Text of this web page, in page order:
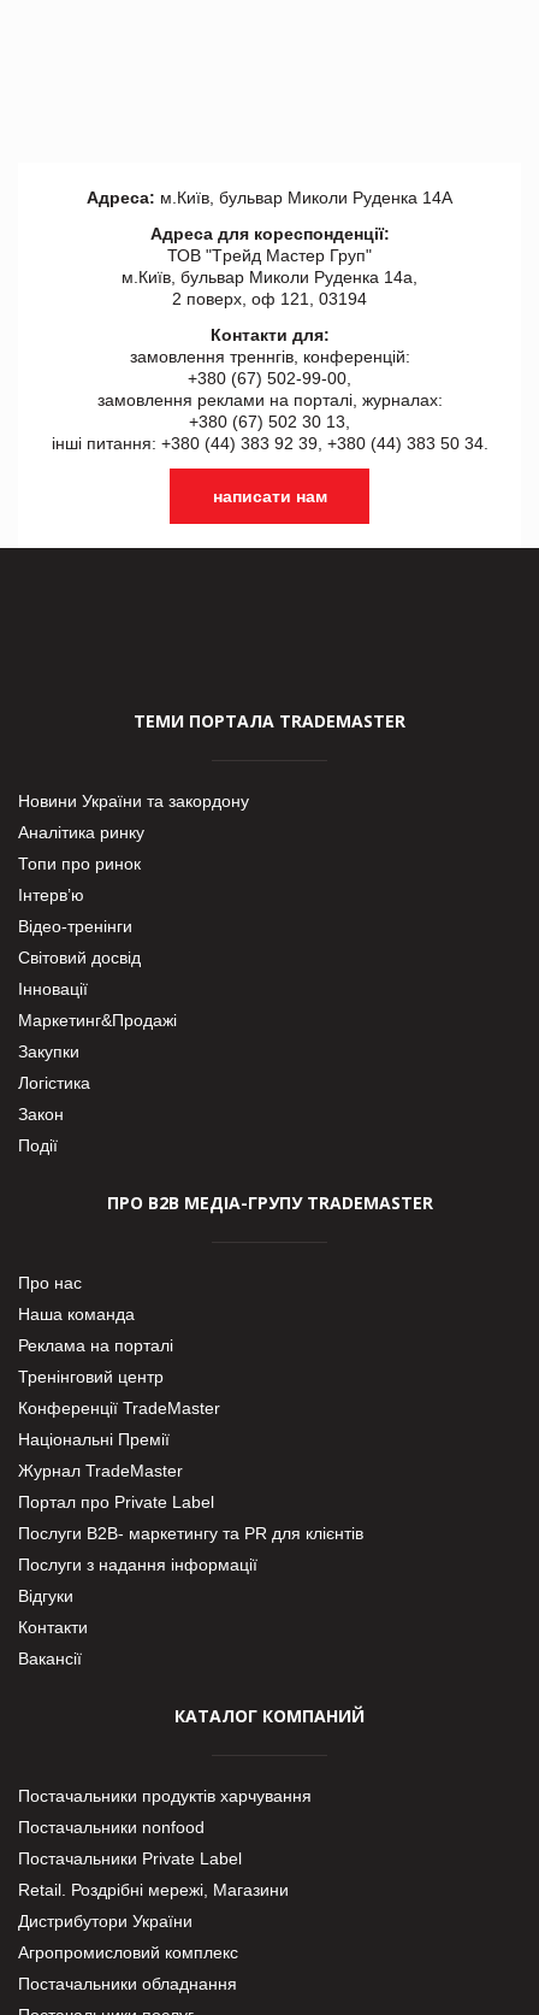
Адреса: м.Київ, бульвар Миколи Руденка 14А
Адреса для кореспонденції:
ТОВ "Tрейд Мастер Груп"
м.Київ, бульвар Миколи Руденка 14а,
2 поверх, оф 121, 03194
Контакти для:
замовлення треннгів, конференцій:
+380 (67) 502-99-00,
замовлення реклами на порталі, журналах:
+380 (67) 502 30 13,
інші питання: +380 (44) 383 92 39, +380 (44) 383 50 34.
написати нам
ТЕМИ ПОРТАЛА TRADEMASTER
Новини України та закордону
Аналітика ринку
Топи про ринок
Інтерв’ю
Відео-тренінги
Світовий досвід
Інновації
Маркетинг&Продажі
Закупки
Логістика
Закон
Події
ПРО В2В МЕДІА-ГРУПУ TRADEMASTER
Про нас
Наша команда
Реклама на порталі
Тренінговий центр
Конференції TradeMaster
Національні Премії
Журнал TradeMaster
Портал про Private Label
Послуги В2В- маркетингу та PR для клієнтів
Послуги з надання інформації
Відгуки
Контакти
Вакансії
КАТАЛОГ КОМПАНИЙ
Постачальники продуктів харчування
Постачальники nonfood
Постачальники Private Label
Retail. Роздрібні мережі, Магазини
Дистрибутори України
Агропромисловий комплекс
Постачальники обладнання